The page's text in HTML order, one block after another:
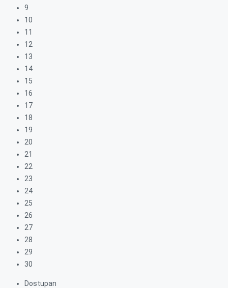
9
10
11
12
13
14
15
16
17
18
19
20
21
22
23
24
25
26
27
28
29
30
Dostupan